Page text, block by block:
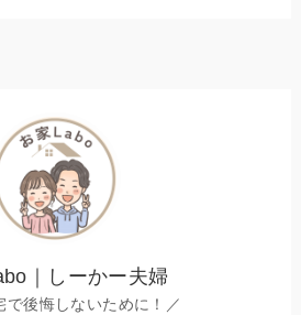
｜しーかー夫婦
で後悔しないために！／